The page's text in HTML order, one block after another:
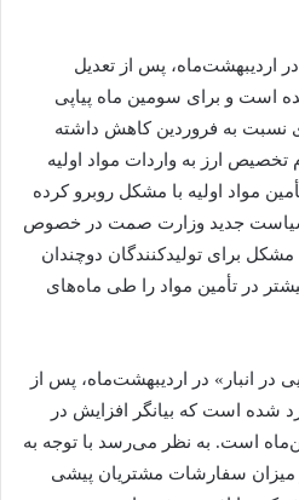
اردیبهشت‌ماه، پس از تعدیل
برآورد شده است و برای سومین ماه پیاپی
نسبت به فروردین کاهش داشته
ارز به واردات مواد اولیه
مواد اولیه با مشکل روبرو کرده
سیاست جدید وزارت صمت در خصوص
برای تولیدکنندگان دوچندان
در تأمین مواد را طی ماه‌های
انبار» در اردیبهشت‌ماه، پس از
معادل 53.2 برآورد شده است که بیانگر افزایش در
است. به نظر می‌رسد با توجه به
از میزان سفارشات مشتریان پیشی